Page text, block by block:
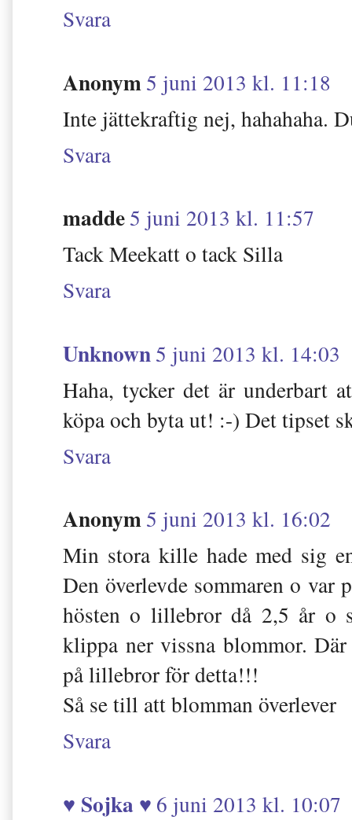
Svara
Anonym5 juni 2013 kl. 11:18
Inte jättekraftig nej, hahahaha.
Svara
madde5 juni 2013 kl. 11:57
Tack Meekatt o tack Silla
Svara
Unknown5 juni 2013 kl. 14:03
Haha, tycker det är underbart
köpa och byta ut! :-) Det tipset
Svara
Anonym5 juni 2013 kl. 16:02
Min stora kille hade med sig
Den överlevde sommaren o var
hösten o lillebror då 2,5 år o
klippa ner vissna blommor.
på lillebror för detta!!!
Så se till att blomman överlever
Svara
♥ Sojka ♥ 6 juni 2013 kl. 10:07